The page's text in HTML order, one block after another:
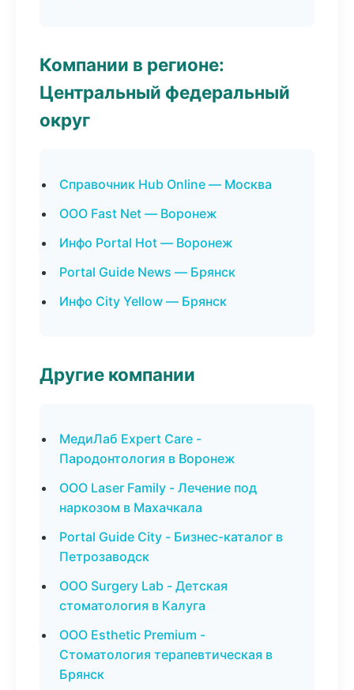
Компании в регионе:
Центральный федеральный
округ
Справочник Hub Online — Москва
ООО Fast Net — Воронеж
Инфо Portal Hot — Воронеж
Portal Guide News — Брянск
Инфо City Yellow — Брянск
Другие компании
МедиЛаб Expert Care -
Пародонтология в Воронеж
ООО Laser Family - Лечение под
наркозом в Махачкала
Portal Guide City - Бизнес-каталог в
Петрозаводск
ООО Surgery Lab - Детская
стоматология в Калуга
ООО Esthetic Premium -
Стоматология терапевтическая в
Брянск